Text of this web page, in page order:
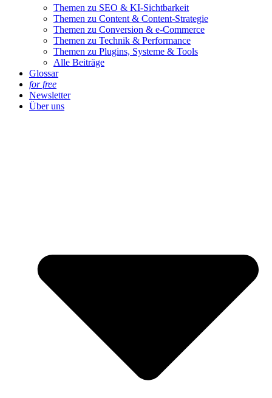
Themen zu SEO & KI-Sichtbarkeit
Themen zu Content & Content-Strategie
Themen zu Conversion & e-Commerce
Themen zu Technik & Performance
Themen zu Plugins, Systeme & Tools
Alle Beiträge
Glossar
for free
Newsletter
Über uns